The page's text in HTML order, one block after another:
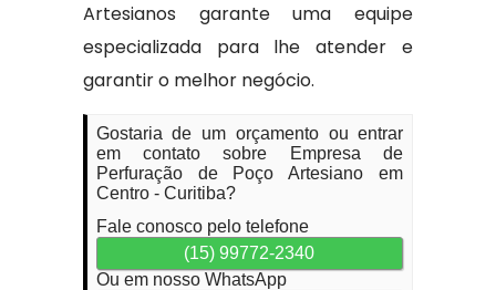
Artesianos garante uma equipe
especializada para lhe atender e
garantir o melhor negócio.
Gostaria de um orçamento ou entrar
em contato sobre Empresa de
Perfuração de Poço Artesiano em
Centro - Curitiba?
Fale conosco pelo telefone
(15) 99772-2340
Ou em nosso WhatsApp